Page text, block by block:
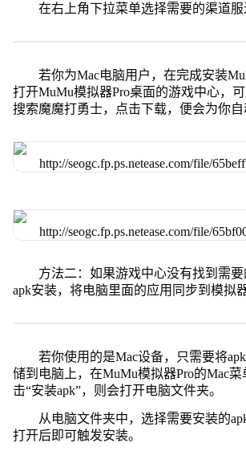
在右上角下拉菜单选择需要的渠道服
若你为Mac电脑用户，在完成安装
打开MuMu模拟器Pro桌面的游戏中心，
搜索魔魔打勇士，点击下载，便会为你自
方法二：如果游戏中心没有找到需
apk安装，将电脑里面的应用同步到模拟器
若你使用的是Mac设备，只需要将
储到电脑上，在MuMu模拟器Pro的Mac菜
击“安装apk”，则会打开电脑文件夹。
从电脑文件夹中，选择需要安装的
打开后即可触发安装。